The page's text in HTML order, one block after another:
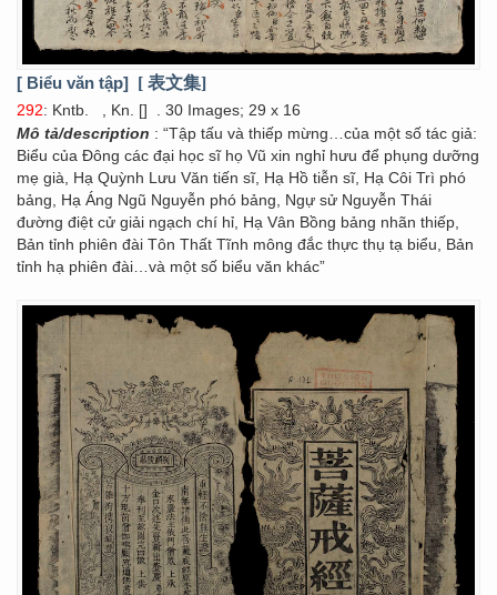
[ Biểu văn tập] [ 表文集]
292: Kntb. , Kn. []
. 30 Images; 29 x 16
Mô tả/description : “Tập tấu và thiếp mừng…của một số tác giả:
Biểu của Đông các đại học sĩ họ Vũ xin nghỉ hưu để phụng dưỡng
mẹ già, Hạ Quỳnh Lưu Văn tiến sĩ, Hạ Hồ tiễn sĩ, Hạ Côi Trì phó
bảng, Hạ Áng Ngũ Nguyễn phó bảng, Ngự sử Nguyễn Thái
đường điệt cử giải ngạch chí hỉ, Hạ Vân Bồng bảng nhãn thiếp,
Bản tỉnh phiên đài Tôn Thất Tĩnh mông đắc thực thụ tạ biểu, Bản
tỉnh hạ phiên đài…và một số biểu văn khác”